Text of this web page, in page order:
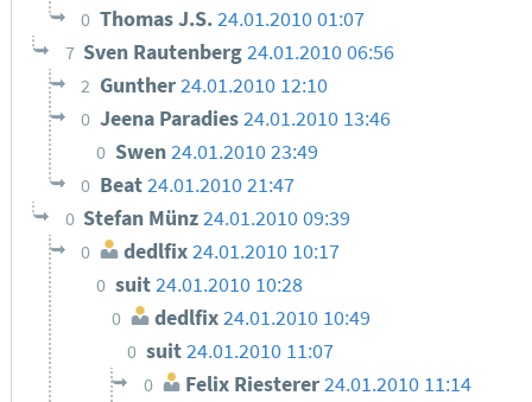
0 Thomas J.S.24.01.2010 01:07
7 Sven Rautenberg24.01.2010 06:56
2 Gunther24.01.2010 12:10
0 Jeena Paradies24.01.2010 13:46
0 Swen24.01.2010 23:49
0 Beat24.01.2010 21:47
0 Stefan Münz24.01.2010 09:39
0 dedlfix 24.01.2010 10:17
0 suit24.01.2010 10:28
0 dedlfix24.01.2010 10:49
0 suit24.01.2010 11:07
0 Felix Riesterer24.01.2010 11:14